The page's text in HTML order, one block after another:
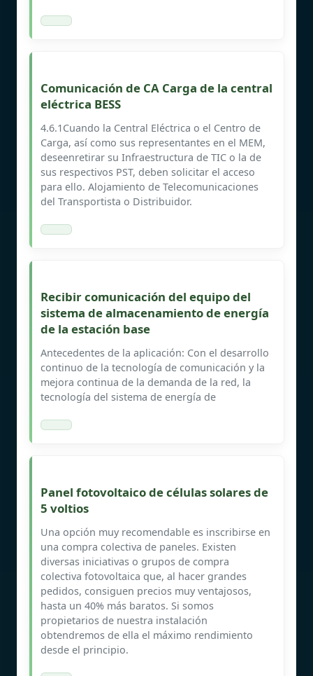
Comunicación de CA Carga de la central
eléctrica BESS
4.6.1Cuando la Central Eléctrica o el Centro de
Carga, así como sus representantes en el MEM,
deseenretirar su Infraestructura de TIC o la de
sus respectivos PST, deben solicitar el acceso
para ello. Alojamiento de Telecomunicaciones
del Transportista o Distribuidor.
Recibir comunicación del equipo del
sistema de almacenamiento de energía
de la estación base
Antecedentes de la aplicación: Con el desarrollo
continuo de la tecnología de comunicación y la
mejora continua de la demanda de la red, la
tecnología del sistema de energía de
Panel fotovoltaico de células solares de
5 voltios
Una opción muy recomendable es inscribirse en
una compra colectiva de paneles. Existen
diversas iniciativas o grupos de compra
colectiva fotovoltaica que, al hacer grandes
pedidos, consiguen precios muy ventajosos,
hasta un 40% más baratos. Si somos
propietarios de nuestra instalación
obtendremos de ella el máximo rendimiento
desde el principio.